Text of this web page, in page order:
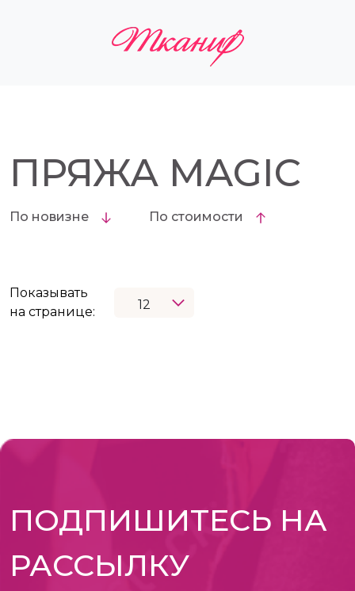
ПРЯЖА MAGIC
По новизне По стоимости
Показывать
на странице:
ПОДПИШИТЕСЬ НА
РАССЫЛКУ